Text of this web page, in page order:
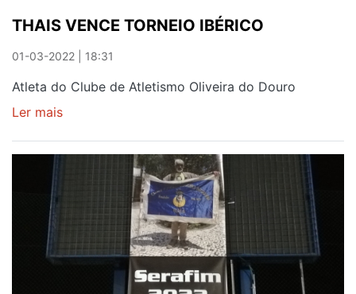
THAIS VENCE TORNEIO IBÉRICO
01-03-2022 | 18:31
Atleta do Clube de Atletismo Oliveira do Douro
Ler mais
VENCE